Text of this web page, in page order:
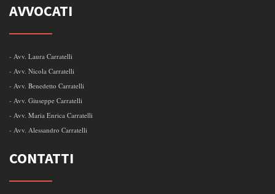
AVVOCATI
- Avv. Laura Carratelli
- Avv. Nicola Carratelli
- Avv. Benedetto Carratelli
- Avv. Giuseppe Carratelli
- Avv. Maria Enrica Carratelli
- Avv. Alessandro Carratelli
CONTATTI